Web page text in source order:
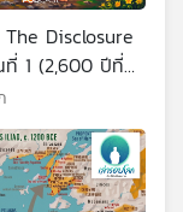
The Disclosure
1 (2,600 ปีที่
ามจริงของ
ถูกถอดรหัสเป็น